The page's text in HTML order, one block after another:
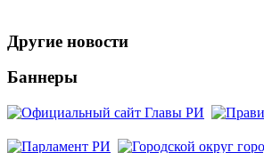
Другие новости
Баннеры